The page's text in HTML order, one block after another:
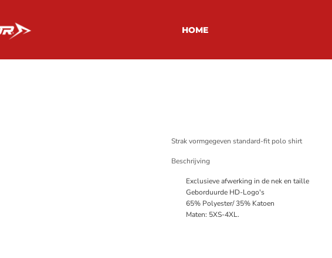
HOME
Strak vormgegeven standard-fit polo shirt
Beschrijving
Exclusieve afwerking in de nek en taille
Geborduurde HD-Logo's
65% Polyester/ 35% Katoen
Maten: 5XS-4XL.